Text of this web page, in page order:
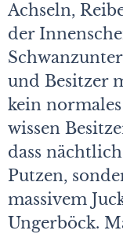
Achseln,
der
und Besitzer
kein
wissen
dass
Putzen,
massivem
Ungerböck.